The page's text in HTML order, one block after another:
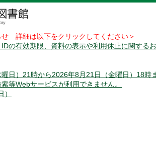
せ 詳細は以下をクリックしてください＞
IDの有効期限、資料の表示や利用休止に関する
曜日）21時から2026年8月21日（金曜日）18時
等Webサービスが利用できません。